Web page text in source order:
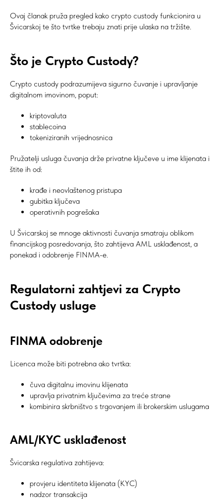
Ovaj članak pruža pregled kako crypto custody funkcionira u
Švicarskoj te što tvrtke trebaju znati prije ulaska na tržište.
Što je Crypto Custody?
Crypto custody podrazumijeva sigurno čuvanje i upravljanje
digitalnom imovinom, poput:
kriptovaluta
stablecoina
tokeniziranih vrijednosnica
Pružatelji usluga čuvanja drže privatne ključeve u ime klijenata i
štite ih od:
krađe i neovlaštenog pristupa
gubitka ključeva
operativnih pogrešaka
U Švicarskoj se mnoge aktivnosti čuvanja smatraju oblikom
financijskog posredovanja, što zahtijeva AML usklađenost, a
ponekad i odobrenje FINMA-e.
Regulatorni zahtjevi za Crypto
Custody usluge
FINMA odobrenje
Licenca može biti potrebna ako tvrtka:
čuva digitalnu imovinu klijenata
upravlja privatnim ključevima za treće strane
kombinira skrbništvo s trgovanjem ili brokerskim uslugama
AML/KYC usklađenost
Švicarska regulativa zahtijeva:
provjeru identiteta klijenata (KYC)
nadzor transakcija